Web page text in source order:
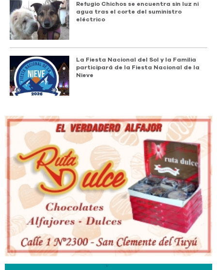
Refugio Chichos se encuentra sin luz ni
agua tras el corte del suministro
eléctrico
La Fiesta Nacional del Sol y la Familia
participará de la Fiesta Nacional de la
Nieve